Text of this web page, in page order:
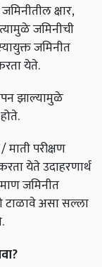
क्षार,
जमिनीची
जमिनीत
येते.
झाल्यामुळे
परीक्षण
येते उदाहरणार्थ
जमिनीत
टाळावे असा सल्ला
?